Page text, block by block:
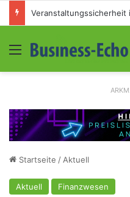
Menü
Startseite / Aktuell
Aktuell Finanzwesen